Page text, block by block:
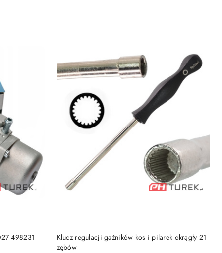
498231
Klucz regulacji gaźników kos i pilarek okrągły 21
zębów
DO KOSZYKA